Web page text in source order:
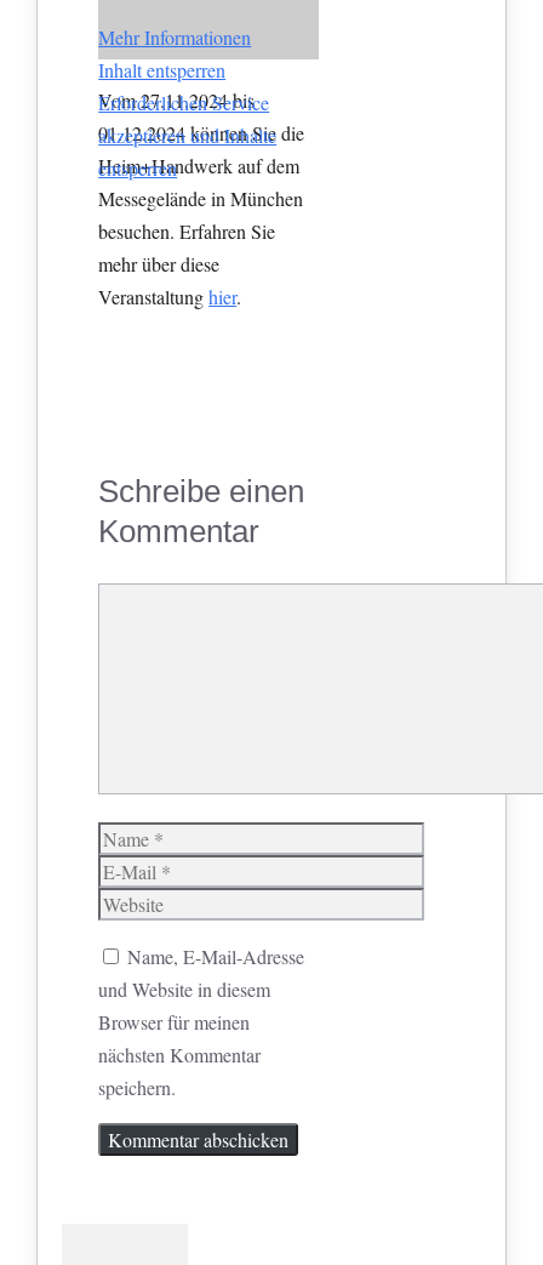
Mehr Informationen
Inhalt entsperren
Erforderlichen Service
akzeptieren und Inhalte
entsperren
Vom 27.11.2024 bis
01.12.2024 können Sie die
Heim+Handwerk auf dem
Messegelände in München
besuchen. Erfahren Sie
mehr über diese
Veranstaltunghier.
Schreibe einen
Kommentar
Name
E-
Mail
Website
Name, E-Mail-Adresse
und Website in diesem
Browser für meinen
nächsten Kommentar
speichern.